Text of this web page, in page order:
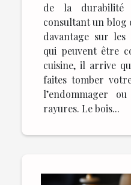
de la durabilité
consultant un blog
davantage sur
qui peuvent être
cuisine, il arrive
faites tomber
l’endommager
rayures. Le bois...